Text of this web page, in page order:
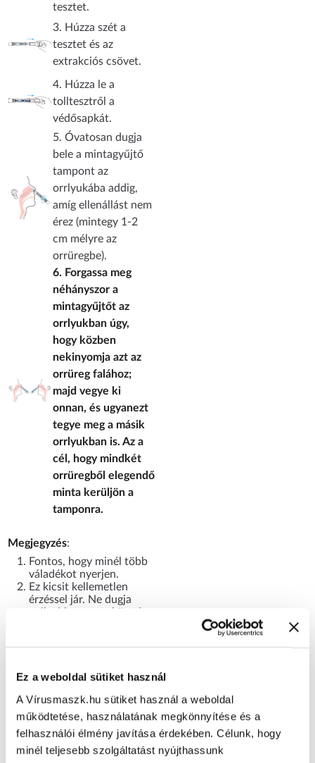
Ez a weboldal sütiket használ
A Vírusmaszk.hu sütiket használ a weboldal
működtetése, használatának megkönnyítése és a
felhasználói élmény javítása érdekében. Célunk, hogy
minél teljesebb szolgáltatást nyújthassunk
tesztet.
3. Húzza szét a
tesztet és az
extrakciós csövet.
4. Húzza le a
tolltesztről a
védősapkát.
5. Óvatosan dugja
bele a mintagyűjtő
tampont az
orrlyukába addig,
amíg ellenállást nem
érez (mintegy 1-2
cm mélyre az
orrüregbe).
6. Forgassa meg
néhányszor a
mintagyűjtőt az
orrlyukban úgy,
hogy közben
nekinyomja azt az
orrüreg falához;
majd vegye ki
onnan, és ugyanezt
tegye meg a másik
orrlyukban is. Az a
cél, hogy mindkét
orrüregből elegendő
minta kerüljön a
tamponra.
Megjegyzés:
Fontos, hogy minél több
váladékot nyerjen.
Ez kicsit kellemetlen
érzéssel jár. Ne dugja
mélyebbre az eszközt, ha
év közötti gyermekeket
kell tesztelni.
7. Nyomja bele a
tolltesztet
függőlegesen az
extrakciós csőbe,